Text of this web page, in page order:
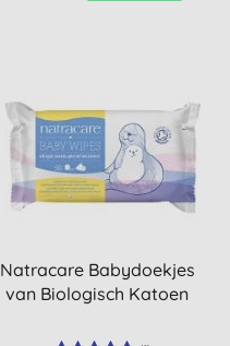
Natracare Babydoekjes
van Biologisch Katoen